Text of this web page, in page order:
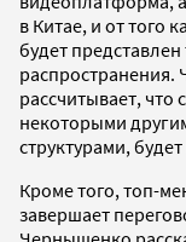
в Китае, и от того
будет представлен
рассчитывает, что
некоторыми
структурами,
Кроме того, топ-
завершает